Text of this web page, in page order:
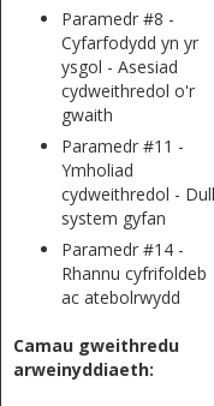
Paramedr #8 -
Cyfarfodydd yn yr
ysgol - Asesiad
cydweithredol o'r
gwaith
Paramedr #11 -
Ymholiad
cydweithredol - Dull
system gyfan
Paramedr #14 -
Rhannu cyfrifoldeb
ac atebolrwydd
Camau gweithredu
arweinyddiaeth: